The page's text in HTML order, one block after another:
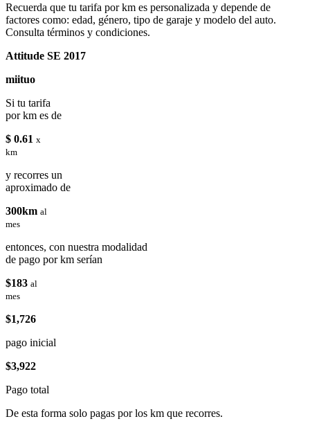
Recuerda que tu tarifa por km es personalizada y depende de
factores como: edad, género, tipo de garaje y modelo del auto.
Consulta términos y condiciones.
Attitude SE 2017
miituo
Si tu tarifa
por km es de
$ 0.61 x
km
y recorres un
aproximado de
300km al
mes
entonces, con nuestra modalidad
de pago por km serían
$183 al
mes
$1,726
pago inicial
$3,922
Pago total
De esta forma solo pagas por los km que recorres.